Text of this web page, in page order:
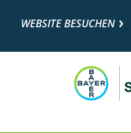
WEBSITE BESUCHEN